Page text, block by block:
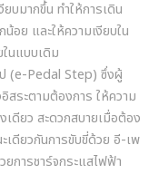
บมากขึ้น ทำให้การเดิน
อย และให้ความเงียบใน
นแบบเดิม
(e-Pedal Step) ซึ่งผู้
สระตามต้องการ ให้ความ
เดียว สะดวกสบายเมื่อต้อง
เดียวกันการขับขี่ด้วย อี-เพ
การชาร์จกระแสไฟฟ้า